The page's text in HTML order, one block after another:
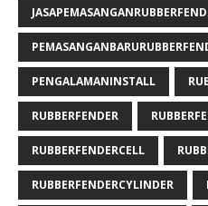
PENGALAMANINSTALL
RUBBERFENDER
RUBBERFENDERCELL
RUBBERFENDERCYLINDER